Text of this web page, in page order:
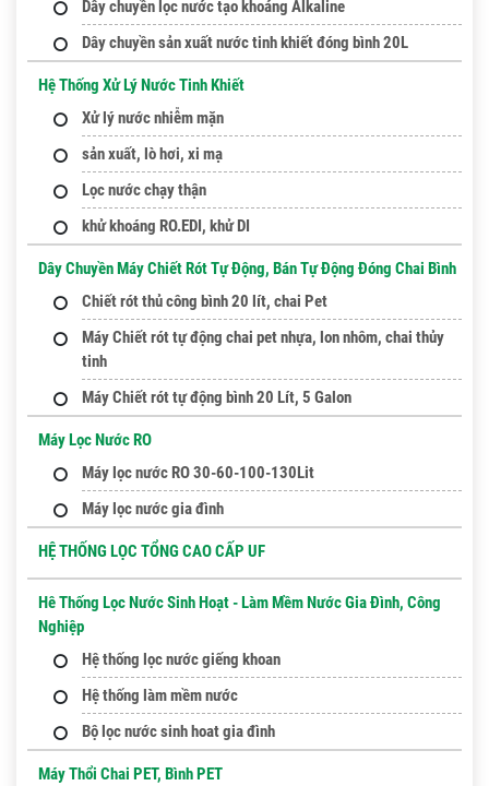
Dây chuyền lọc nước tạo khoáng Alkaline
Dây chuyền sản xuất nước tinh khiết đóng bình 20L
Hệ Thống Xử Lý Nước Tinh Khiết
Xử lý nước nhiễm mặn
sản xuất, lò hơi, xi mạ
Lọc nước chạy thận
khử khoáng RO.EDI, khử DI
Dây Chuyền Máy Chiết Rót Tự Động, Bán Tự Động Đóng Chai Bình
Chiết rót thủ công bình 20 lít, chai Pet
Máy Chiết rót tự động chai pet nhựa, lon nhôm, chai thủy
tinh
Máy Chiết rót tự động bình 20 Lít, 5 Galon
Máy Lọc Nước RO
Máy lọc nước RO 30-60-100-130Lit
Máy lọc nước gia đình
HỆ THỐNG LỌC TỔNG CAO CẤP UF
Hê Thống Lọc Nước Sinh Hoạt - Làm Mềm Nước Gia Đình, Công
Nghiệp
Hệ thống lọc nước giếng khoan
Hệ thống làm mềm nước
Bộ lọc nước sinh hoat gia đình
Máy Thổi Chai PET, Bình PET